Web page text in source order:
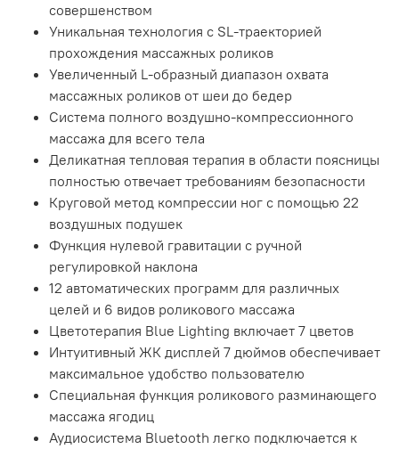
совершенством
Уникальная технология с SL-траекторией
прохождения массажных роликов
Увеличенный L-образный диапазон охвата
массажных роликов от шеи до бедер
Система полного воздушно-компрессионного
массажа для всего тела
Деликатная тепловая терапия в области поясницы
полностью отвечает требованиям безопасности
Круговой метод компрессии ног с помощью 22
воздушных подушек
Функция нулевой гравитации с ручной
регулировкой наклона
12 автоматических программ для различных
целей и 6 видов роликового массажа
Цветотерапия Blue Lighting включает 7 цветов
Интуитивный ЖК дисплей 7 дюймов обеспечивает
максимальное удобство пользователю
Специальная функция роликового разминающего
массажа ягодиц
Аудиосистема Bluetooth легко подключается к